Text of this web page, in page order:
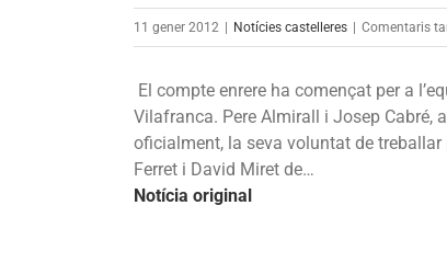
11 gener 2012 Notícies castelleres Comentaris
El compte enrere ha començat per a
Vilafranca. Pere Almirall i Josep Cabré,
oficialment, la seva voluntat de
Ferret i David Miret de…
Notícia original